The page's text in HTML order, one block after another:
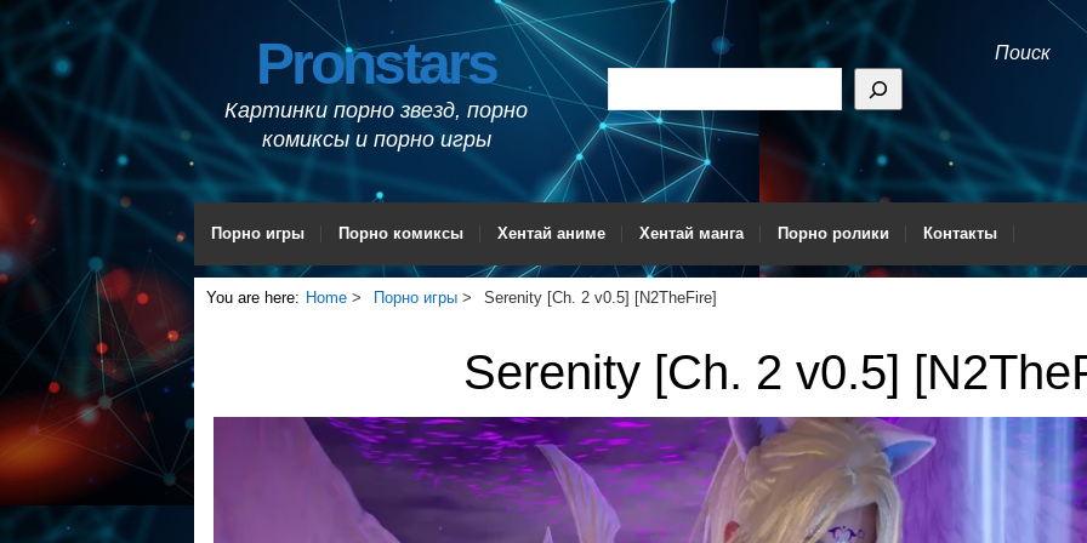
Pronstars
Картинки порно звезд, порно
комиксы и порно игры
Поиск
Порно игры Порно комиксы Хентай аниме Хентай манга Порно ролики Контакты
You are here: Home Порно игры Serenity [Ch. 2 v0.5] [N2TheFire]
Serenity [Ch. 2 v0.5]